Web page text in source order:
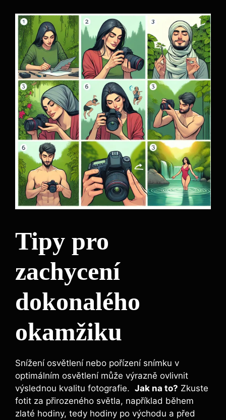
Tipy pro
zachycení​
dokonalého
‌okamžiku
Snížení osvětlení nebo ⁤pořízení snímku v
optimálním osvětlení‍ může výrazně ovlivnit
výslednou kvalitu fotografie. ⁤ Jak na to? Zkuste
fotit za ‌přirozeného světla, ⁤například během
zlaté hodiny, ⁤tedy ‌hodiny po⁢ východu a⁢ před